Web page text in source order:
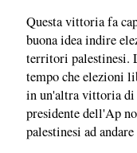
Questa vittoria fa
buona idea indire
territori palestinesi.
tempo che elezioni
in un'altra vittoria di
presidente dell'Ap
palestinesi ad